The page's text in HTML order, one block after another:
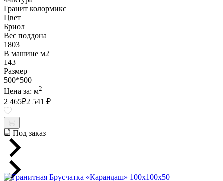
Гранит колормикс
Цвет
Бриол
Вес поддона
1803
В машине м2
143
Размер
500*500
Цена за: м2
2 465₽2 541 ₽
Под заказ